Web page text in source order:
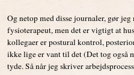
Og netop med disse journaler, gør
fysioterapeut, men det er vigtigt at
kollegaer er postural kontrol,
ikke lige er vant til det (Det tog også
tyde. Så når jeg skriver